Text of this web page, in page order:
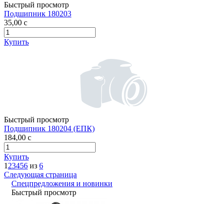
Быстрый просмотр
Подшипник 180203
35,00 c
Купить
Быстрый просмотр
Подшипник 180204 (ЕПК)
184,00 c
Купить
123456 из 6
Следующая страница
Спецпредложения и новинки
Быстрый просмотр